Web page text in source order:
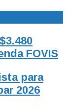
FOVIS
para
2026